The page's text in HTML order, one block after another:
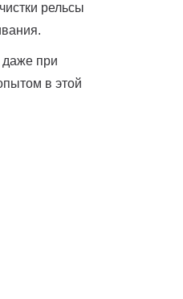
рельсы
даже при
в этой